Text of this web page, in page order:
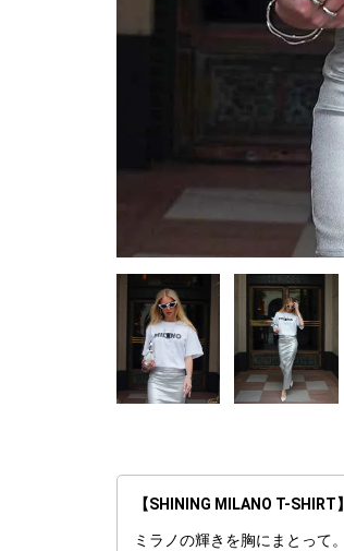
【SHINING MILANO T-SHIRT】
ミラノの輝きを胸にまとって。